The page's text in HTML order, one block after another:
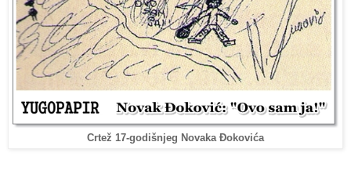
Crtež 17-godišnjeg Novaka Đokovića